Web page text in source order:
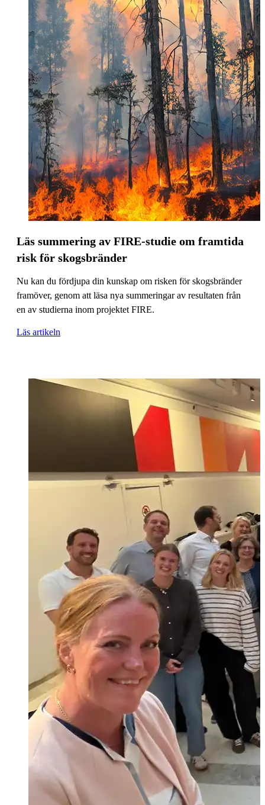
Läs summering av FIRE-studie om framtida
risk för skogsbränder
Nu kan du fördjupa din kunskap om risken för skogsbränder
framöver, genom att läsa nya summeringar av resultaten från
en av studierna inom projektet FIRE.
Läs artikeln